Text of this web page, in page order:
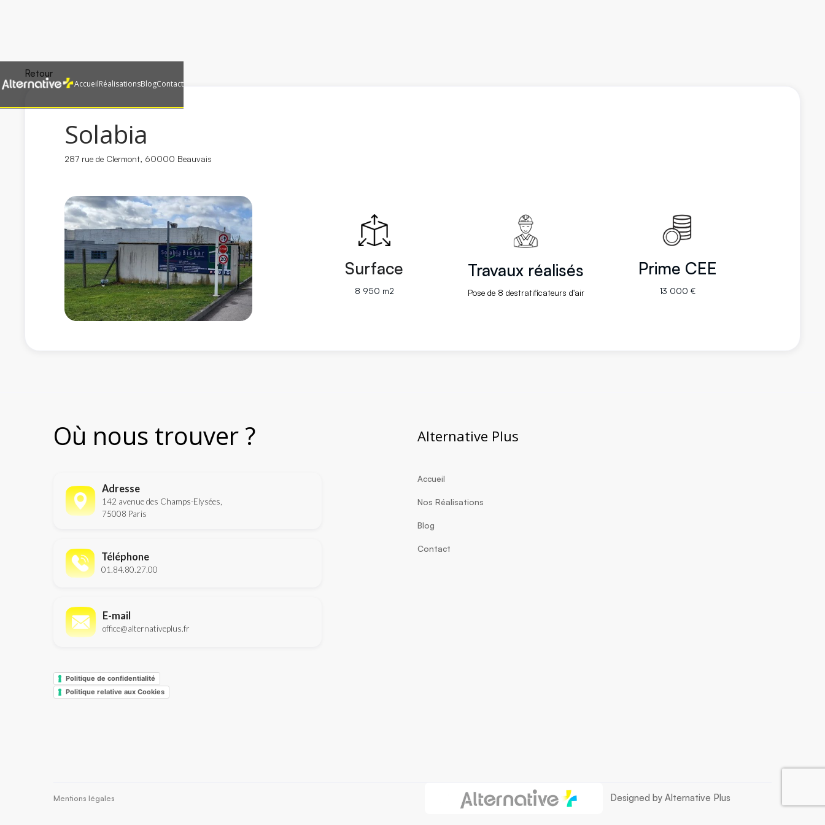
AccueilRéalisationsBlogContact
Retour
Solabia
287 rue de Clermont, 60000 Beauvais
Surface
8 950 m2
Travaux réalisés
Pose de 8 destratificateurs d'air
Prime CEE
13 000 €
Où nous trouver ?
Adresse
142 avenue des Champs-Elysées,
75008 Paris
Téléphone
01.84.80.27.00
E-mail
office@alternativeplus.fr
Politique de confidentialité
Politique relative aux Cookies
Alternative Plus
Accueil
Nos Réalisations
Blog
Contact
Mentions légales Designed by Alternative Plus